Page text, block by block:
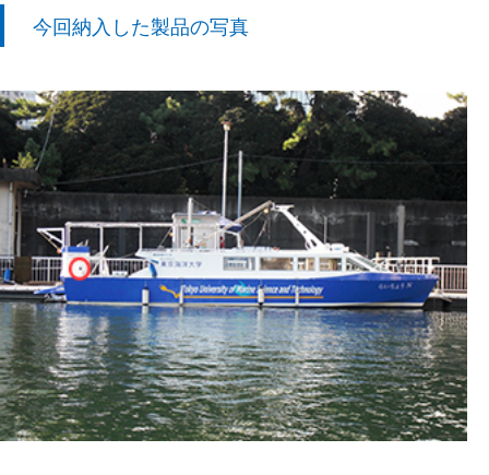
今回納入した製品の写真